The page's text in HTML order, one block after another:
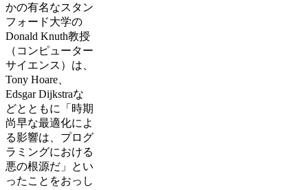
かの有名なスタン
フォード大学の
Donald Knuth教授
（コンピューター
サイエンス）は、
Tony Hoare、
Edsgar Dijkstraな
どとともに「時期
尚早な最適化によ
る影響は、プログ
ラミングにおける
悪の根源だ」とい
ったことをおっし